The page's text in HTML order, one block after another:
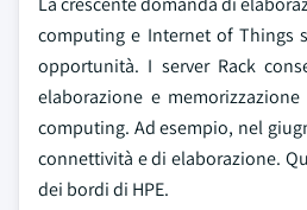
computing e Internet of Things
opportunità. I server Rack
elaborazione e
computing. Ad esempio, nel
connettività e di elaborazione.
dei bordi di HPE.